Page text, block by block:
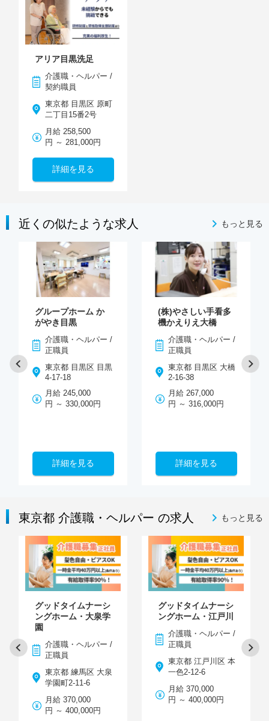
アリア目黒洗足
介護職・ヘルパー /
契約職員
東京都 目黒区 原町
二丁目15番2号
月給 258,500
円 ～ 281,000円
詳細を見る
近くの似たような求人 もっと見る
グループホーム か
がやき目黒
介護職・ヘルパー /
正職員
東京都 目黒区 目黒
4-17-18
月給 245,000
円 ～ 330,000円
詳細を見る
(株)やさしい手看多
機かえりえ大橋
介護職・ヘルパー /
正職員
東京都 目黒区 大橋
2-16-38
月給 267,000
円 ～ 316,000円
詳細を見る
東京都 介護職・ヘルパー の求人 もっと見る
グッドタイムナーシ
ングホーム・大泉学
園
介護職・ヘルパー /
正職員
東京都 練馬区 大泉
学園町2-11-6
月給 370,000
円 ～ 400,000円
グッドタイムナーシ
ングホーム・江戸川
介護職・ヘルパー /
正職員
東京都 江戸川区 本
一色2-12-6
月給 370,000
円 ～ 400,000円